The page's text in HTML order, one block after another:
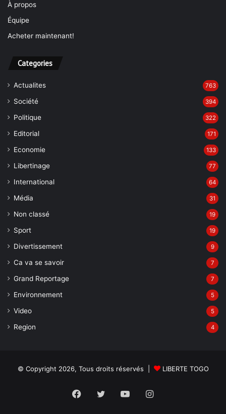
À propos
Équipe
Acheter maintenant!
Categories
Actualites 763
Société 394
Politique 322
Editorial 171
Economie 133
Libertinage 77
International 64
Média 31
Non classé 19
Sport 19
Divertissement 9
Ca va se savoir 7
Grand Reportage 7
Environnement 5
Video 5
Region 4
© Copyright 2026, Tous droits réservés | LIBERTE TOGO
Facebook
Twitter YouTubeInstagram